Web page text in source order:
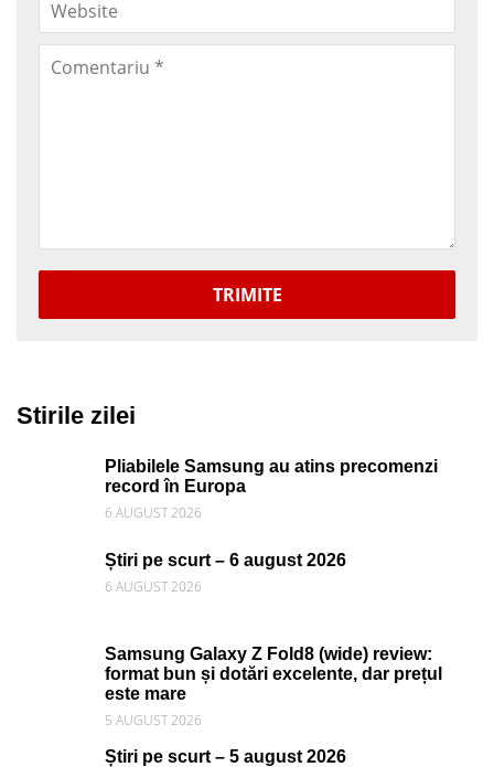
TRIMITE
Stirile zilei
Pliabilele Samsung au atins precomenzi
record în Europa
6 AUGUST 2026
Știri pe scurt – 6 august 2026
6 AUGUST 2026
Samsung Galaxy Z Fold8 (wide) review:
format bun și dotări excelente, dar prețul
este mare
5 AUGUST 2026
Știri pe scurt – 5 august 2026